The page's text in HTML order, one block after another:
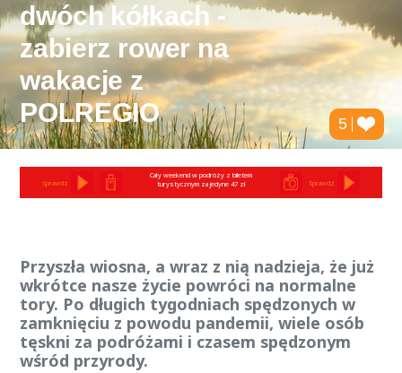
dwóch kółkach -
zabierz rower na
wakacje z
POLREGIO
5
Sprawdź
Cały weekend w podróży z biletem
turystycznym za jedyne 47 zł
Sprawdź
Przyszła wiosna, a wraz z nią nadzieja, że już
wkrótce nasze życie powróci na normalne
tory. Po długich tygodniach spędzonych w
zamknięciu z powodu pandemii, wiele osób
tęskni za podróżami i czasem spędzonym
wśród przyrody.